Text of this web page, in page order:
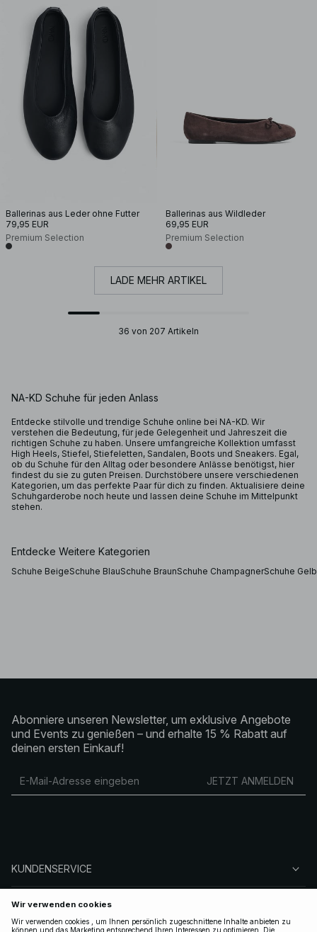
Ballerinas aus Leder ohne Futter
79,95 EUR
Premium Selection
Ballerinas aus Wildleder
69,95 EUR
Premium Selection
LADE MEHR ARTIKEL
36 von 207 Artikeln
NA-KD Schuhe für jeden Anlass
Entdecke stilvolle und trendige Schuhe online bei NA-KD. Wir
verstehen die Bedeutung, für jede Gelegenheit und Jahreszeit die
richtigen Schuhe zu haben. Unsere umfangreiche Kollektion umfasst
High Heels, Stiefel, Stiefeletten, Sandalen, Boots und Sneakers. Egal,
ob du Schuhe für den Alltag oder besondere Anlässe benötigst, hier
findest du sie zu guten Preisen. Durchstöbere unsere verschiedenen
Kategorien, um das perfekte Paar für dich zu finden. Aktualisiere deine
Schuhgarderobe noch heute und lassen deine Schuhe im Mittelpunkt
stehen.
Entdecke Weitere Kategorien
Schuhe BeigeSchuhe BlauSchuhe BraunSchuhe ChampagnerSchuhe Gelb
Abonniere unseren Newsletter, um exklusive Angebote
und Events zu genießen – und erhalte 15 % Rabatt auf
deinen ersten Einkauf!
JETZT ANMELDEN
KUNDENSERVICE
ÜBER NA-KD